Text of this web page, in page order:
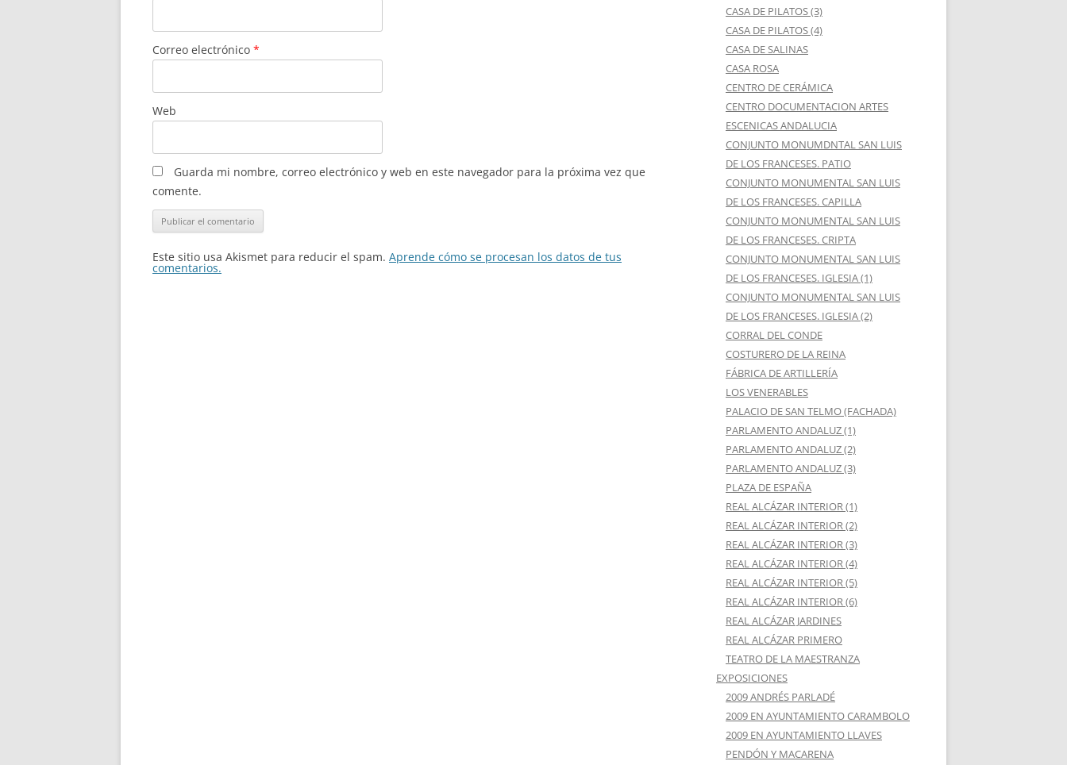
Correo electrónico *
Web
Guarda mi nombre, correo electrónico y web en este navegador para la próxima vez que
comente.
Este sitio usa Akismet para reducir el spam. Aprende cómo se procesan los datos de tus
comentarios.
CASA DE PILATOS (3)
CASA DE PILATOS (4)
CASA DE SALINAS
CASA ROSA
CENTRO DE CERÁMICA
CENTRO DOCUMENTACION ARTES
ESCENICAS ANDALUCIA
CONJUNTO MONUMDNTAL SAN LUIS
DE LOS FRANCESES. PATIO
CONJUNTO MONUMENTAL SAN LUIS
DE LOS FRANCESES. CAPILLA
CONJUNTO MONUMENTAL SAN LUIS
DE LOS FRANCESES. CRIPTA
CONJUNTO MONUMENTAL SAN LUIS
DE LOS FRANCESES. IGLESIA (1)
CONJUNTO MONUMENTAL SAN LUIS
DE LOS FRANCESES. IGLESIA (2)
CORRAL DEL CONDE
COSTURERO DE LA REINA
FÁBRICA DE ARTILLERÍA
LOS VENERABLES
PALACIO DE SAN TELMO (FACHADA)
PARLAMENTO ANDALUZ (1)
PARLAMENTO ANDALUZ (2)
PARLAMENTO ANDALUZ (3)
PLAZA DE ESPAÑA
REAL ALCÁZAR INTERIOR (1)
REAL ALCÁZAR INTERIOR (2)
REAL ALCÁZAR INTERIOR (3)
REAL ALCÁZAR INTERIOR (4)
REAL ALCÁZAR INTERIOR (5)
REAL ALCÁZAR INTERIOR (6)
REAL ALCÁZAR JARDINES
REAL ALCÁZAR PRIMERO
TEATRO DE LA MAESTRANZA
EXPOSICIONES
2009 ANDRÉS PARLADÉ
2009 EN AYUNTAMIENTO CARAMBOLO
2009 EN AYUNTAMIENTO LLAVES
PENDÓN Y MACARENA